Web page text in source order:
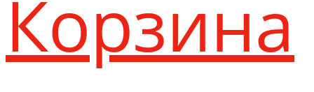
Корзина